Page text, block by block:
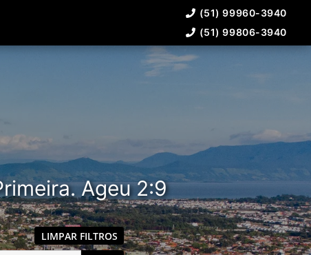
(51) 99960-3940
(51) 99806-3940
Ageu 2:9
LIMPAR FILTROS